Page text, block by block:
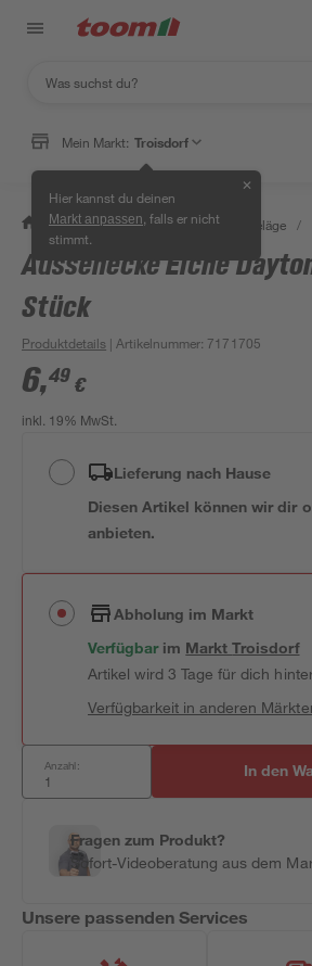
Mein Markt: Troisdorf
Hier kannst du deinen
Markt anpassen , falls er nicht
stimmt.
✕
/ Bauen & Renovieren / Bodenbeläge /
Aussenecke Eiche
Stück
Produktdetails | Artikelnummer: 7171705
6,49 €
inkl. 19% MwSt.
Lieferung nach Hause
Diesen Artikel können wir dir
anbieten.
Abholung im Markt
Verfügbar im MarktTroisdorf
Artikel wird 3 Tage für dich
Verfügbarkeit in anderen
Anzahl: In den
Fragen zum Produkt?
Sofort-Videoberatung aus dem
Unsere passenden Services